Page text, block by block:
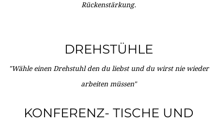
Rückenstärkung.
DREHSTÜHLE
"Wähle einen Drehstuhl den du liebst und du wirst nie wieder
arbeiten müssen"
KONFERENZ- TISCHE UND